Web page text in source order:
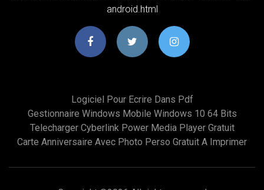
android.html
Logiciel Pour Ecrire Dans Pdf
Gestionnaire Windows Mobile Windows 10 64 Bits
Telecharger Cyberlink Power Media Player Gratuit
Carte Anniversaire Avec Photo Perso Gratuit A Imprimer